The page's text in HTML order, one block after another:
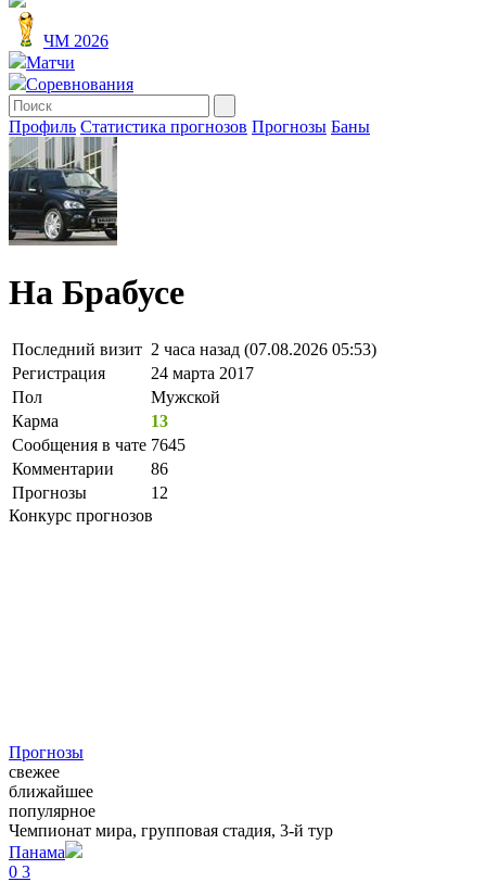
ЧМ 2026
Матчи
Соревнования
Профиль Статистика прогнозов Прогнозы Баны
На Брабусе
Последний визит 2 часа назад (07.08.2026 05:53)
Регистрация
24 марта 2017
Пол
Мужской
Карма
13
Сообщения в чате 7645
Комментарии
86
Прогнозы
12
Конкурс прогнозов
Прогнозы
свежее
ближайшее
популярное
Чемпионат мира, групповая стадия, 3-й тур
Панама
0 3